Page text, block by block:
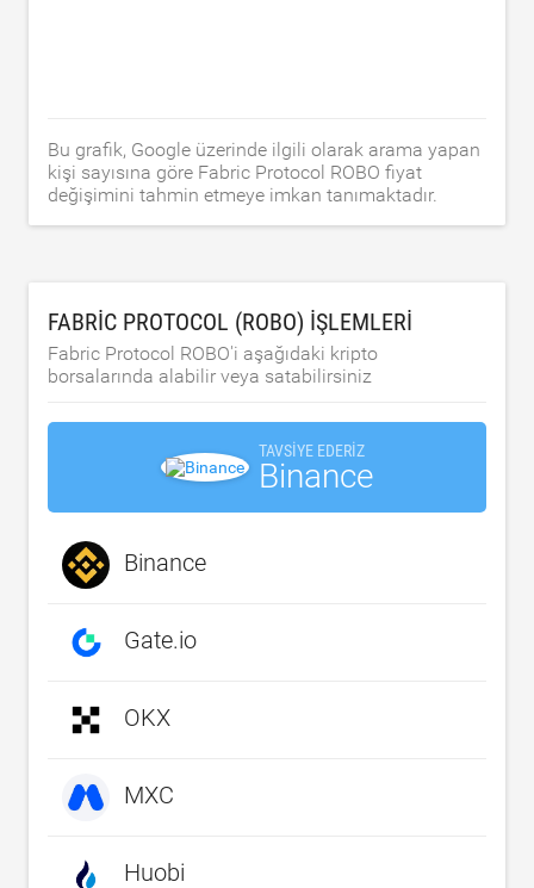
Bu grafik, Google üzerinde ilgili olarak arama yapan
kişi sayısına göre Fabric Protocol ROBO fiyat
değişimini tahmin etmeye imkan tanımaktadır.
FABRIC PROTOCOL (ROBO) IŞLEMLERI
Fabric Protocol ROBO'i aşağıdaki kripto
borsalarında alabilir veya satabilirsiniz
TAVSIYE EDERIZ
Binance
Binance
Gate.io
OKX
MXC
Huobi